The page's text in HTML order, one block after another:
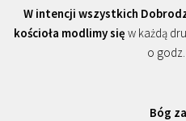
W intencji wszystkich
kościoła modlimy się w każdą
o godz.
Bóg